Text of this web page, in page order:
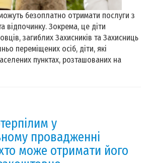
можуть безоплатно отримати послуги з
відпочинку. Зокрема, це діти
загиблих Захисників та Захисниць
переміщених осіб, діти, які
пунктах, розташованих на
у
провадженні
може отримати його